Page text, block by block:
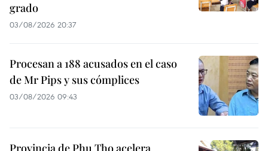
grado
03/08/2026 20:37
Procesan a 188 acusados en el caso
de Mr Pips y sus cómplices
03/08/2026 09:43